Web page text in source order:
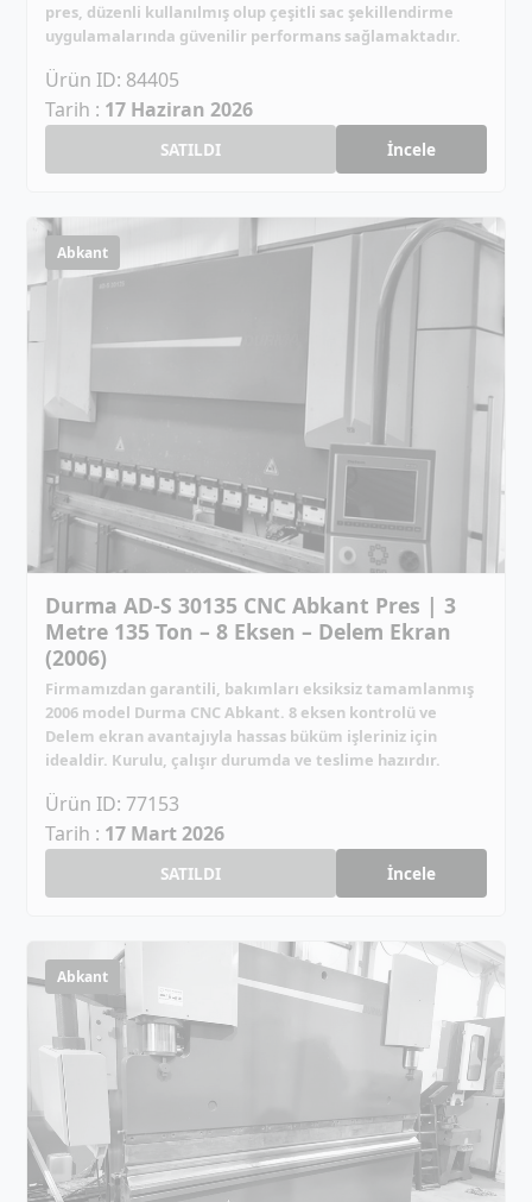
pres, düzenli kullanılmış olup çeşitli sac şekillendirme
uygulamalarında güvenilir performans sağlamaktadır.
Ürün ID: 84405
Tarih : 17 Haziran 2026
SATILDI İncele
Abkant
Durma AD-S 30135 CNC Abkant Pres | 3
Metre 135 Ton – 8 Eksen – Delem Ekran
(2006)
Firmamızdan garantili, bakımları eksiksiz tamamlanmış
2006 model Durma CNC Abkant. 8 eksen kontrolü ve
Delem ekran avantajıyla hassas büküm işleriniz için
idealdir. Kurulu, çalışır durumda ve teslime hazırdır.
Ürün ID: 77153
Tarih : 17 Mart 2026
SATILDI İncele
Abkant